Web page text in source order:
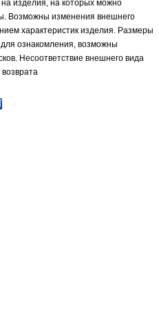
изделия, на которых можно
Возможны изменения внешнего
характеристик изделия. Размеры
ознакомления, возможны
Несоответствие внешнего вида